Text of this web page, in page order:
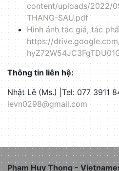
content/uploads/2022/
THANG-SAU.pdf
Hình ảnh tác giả, tác
https://
Thông tin liên hệ:
Nhật Lê (Ms.) |Tel: 077 3911
levn0298@gmail.com
Pham Huy Thong -